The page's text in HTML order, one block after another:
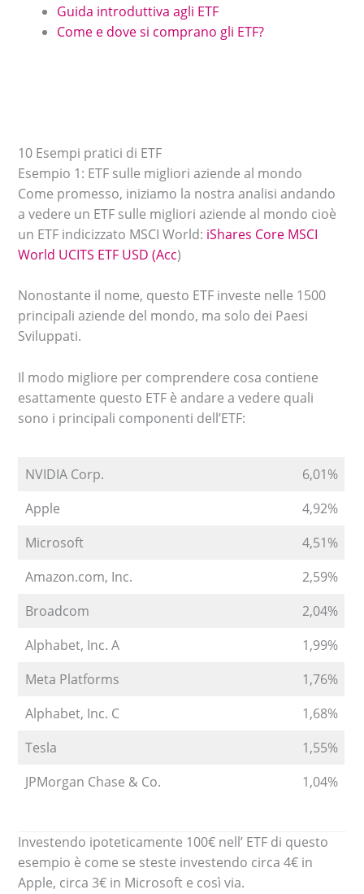
Guida introduttiva agli ETF
Come e dove si comprano gli ETF?
10 Esempi pratici di ETF
Esempio 1: ETF sulle migliori aziende al mondo
Come promesso, iniziamo la nostra analisi andando
a vedere un ETF sulle migliori aziende al mondo cioè
un ETF indicizzato MSCI World: iShares Core MSCI
World UCITS ETF USD (Acc)
Nonostante il nome, questo ETF investe nelle 1500
principali aziende del mondo, ma solo dei Paesi
Sviluppati.
Il modo migliore per comprendere cosa contiene
esattamente questo ETF è andare a vedere quali
sono i principali componenti dell’ETF:
NVIDIA Corp.
6,01%
Apple
4,92%
Microsoft
4,51%
Amazon.com, Inc.
2,59%
Broadcom
2,04%
Alphabet, Inc. A
1,99%
Meta Platforms
1,76%
Alphabet, Inc. C
1,68%
Tesla
1,55%
JPMorgan Chase & Co.
1,04%
Investendo ipoteticamente 100€ nell’ ETF di questo
esempio è come se steste investendo circa 4€ in
Apple, circa 3€ in Microsoft e così via.